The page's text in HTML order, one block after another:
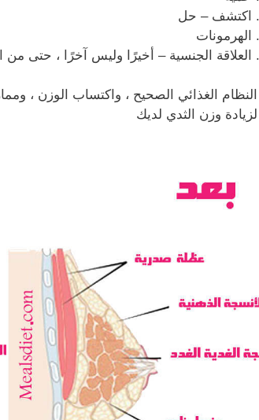
اكتشف – حل
الهرمونات
العلاقة الجنسية – أخيرًا وليس آخرًا ، حتى من
الغذائي الصحيح ، واكتساب الوزن ،
وزن الثدي لديك